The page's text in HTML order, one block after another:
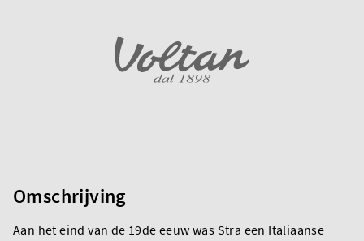
Omschrijving
Aan het eind van de 19de eeuw was Stra een Italiaanse